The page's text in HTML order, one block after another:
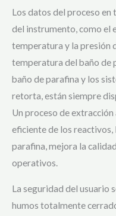
Los datos del proceso
del instrumento, como el
temperatura y la presión
temperatura del baño de
baño de parafina y los
retorta, están siempre
Un proceso de
eficiente de los
parafina, mejora la
operativos.
La seguridad del usuario
humos totalmente